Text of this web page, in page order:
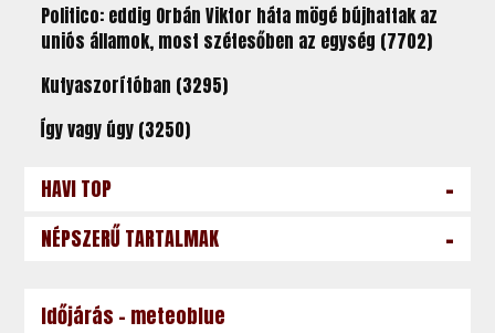
Politico: eddig Orbán Viktor háta mögé bújhattak az
uniós államok, most szétesőben az egység (7702)
Kutyaszorítóban (3295)
Így vagy úgy (3250)
HAVI TOP -
NÉPSZERŰ TARTALMAK -
Időjárás - meteoblue